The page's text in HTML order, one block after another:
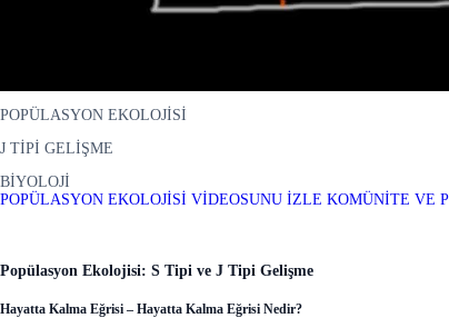
POPÜLASYON EKOLOJİSİ
J TİPİ GELİŞME
BİYOLOJİ
POPÜLASYON EKOLOJİSİ VİDEOSUNU İZLE KOMÜNİTE VE
Popülasyon Ekolojisi: S Tipi ve J Tipi Gelişme
Hayatta Kalma Eğrisi – Hayatta Kalma Eğrisi Nedir?